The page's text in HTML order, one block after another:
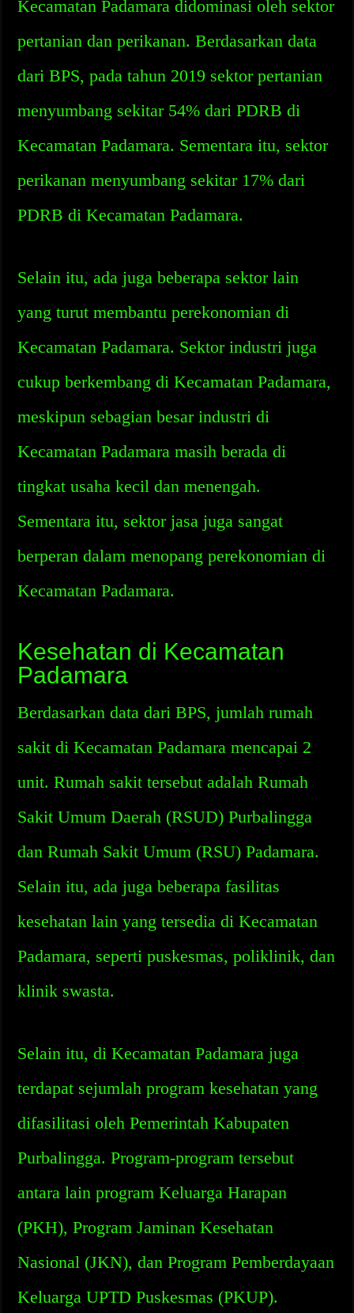
Kecamatan Padamara didominasi oleh sektor
pertanian dan perikanan. Berdasarkan data
dari BPS, pada tahun 2019 sektor pertanian
menyumbang sekitar 54% dari PDRB di
Kecamatan Padamara. Sementara itu, sektor
perikanan menyumbang sekitar 17% dari
PDRB di Kecamatan Padamara.
Selain itu, ada juga beberapa sektor lain
yang turut membantu perekonomian di
Kecamatan Padamara. Sektor industri juga
cukup berkembang di Kecamatan Padamara,
meskipun sebagian besar industri di
Kecamatan Padamara masih berada di
tingkat usaha kecil dan menengah.
Sementara itu, sektor jasa juga sangat
berperan dalam menopang perekonomian di
Kecamatan Padamara.
Kesehatan di Kecamatan
Padamara
Berdasarkan data dari BPS, jumlah rumah
sakit di Kecamatan Padamara mencapai 2
unit. Rumah sakit tersebut adalah Rumah
Sakit Umum Daerah (RSUD) Purbalingga
dan Rumah Sakit Umum (RSU) Padamara.
Selain itu, ada juga beberapa fasilitas
kesehatan lain yang tersedia di Kecamatan
Padamara, seperti puskesmas, poliklinik, dan
klinik swasta.
Selain itu, di Kecamatan Padamara juga
terdapat sejumlah program kesehatan yang
difasilitasi oleh Pemerintah Kabupaten
Purbalingga. Program-program tersebut
antara lain program Keluarga Harapan
(PKH), Program Jaminan Kesehatan
Nasional (JKN), dan Program Pemberdayaan
Keluarga UPTD Puskesmas (PKUP).